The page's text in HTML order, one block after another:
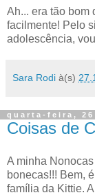
Ah... era tão bom
facilmente! Pelo
adolescência,
Sara Rodi à(s)
quarta-feira, 26
Coisas de
A minha
bonecas!!! Bem,
família da Kittie.